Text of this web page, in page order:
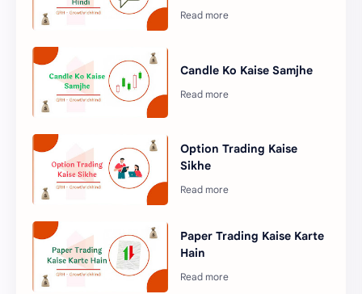
Candle Ko Kaise Samjhe
Option Trading Kaise
Sikhe
Paper Trading Kaise Karte
Hain